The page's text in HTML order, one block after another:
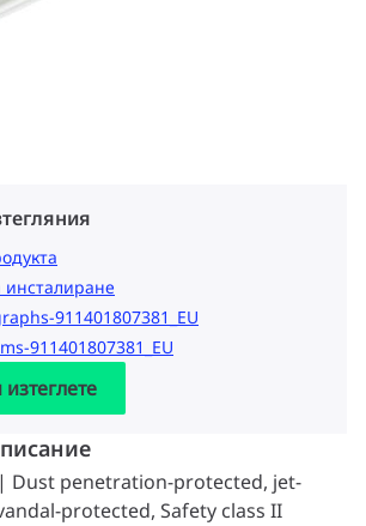
инсталиране
911401807381_EU
911401807381_EU
Dust penetration-protected, jet-
protected, Safety class II